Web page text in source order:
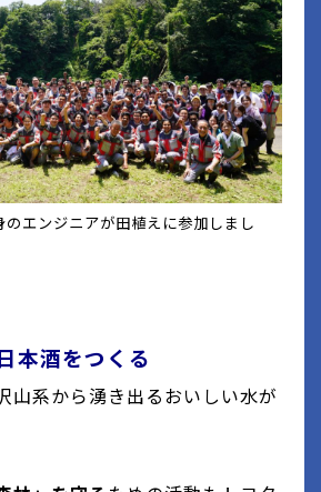
エンジニアが田植えに参加しまし
本酒をつくる
山系から湧き出るおいしい水が